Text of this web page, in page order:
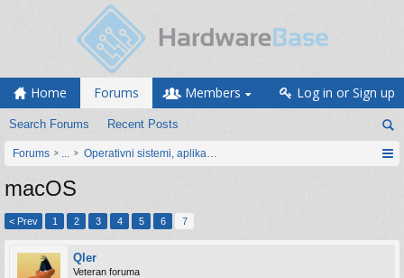
Home Forums
Search Forums Recent Posts
Members Log in or Sign up
Forums ... Operativni sistemi, aplikacije i programiranje
macOS
< Prev 1 2 3 4 5 6 7
Qler
Veteran foruma